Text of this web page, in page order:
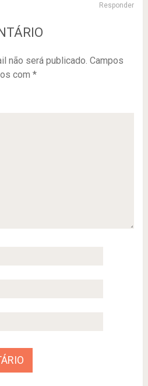
Responder
não será publicado. Campos
com *